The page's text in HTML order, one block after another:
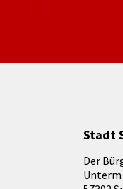
Stadt
Der
Unterm